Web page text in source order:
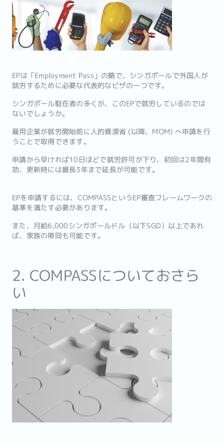
EPは「Employment Pass」の略で、シンガポールで外国人が
就労するために必要な代表的なビザの一つです。
シンガポール駐在者の多くが、このEPで就労しているのでは
ないでしょうか。
雇用企業が就労開始前に人的資源省 (以降、MOM) へ申請を行
うことで取得できます。
申請から早ければ10日ほどで就労許可が下り、初回は2年間有
効、更新時には最長3年まで延長が可能です。
EPを申請するには、COMPASSというEP審査フレームワークの
基準を満たす必要があります。
また、月給6,000シンガポールドル（以下SGD）以上であれ
ば、家族の帯同も可能です。
2. COMPASSについておさら
い